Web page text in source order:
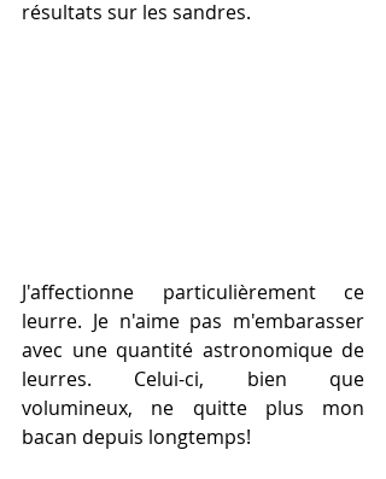
résultats sur les sandres.
J'affectionne particulièrement ce
leurre. Je n'aime pas m'embarasser
avec une quantité astronomique de
leurres. Celui-ci, bien que
volumineux, ne quitte plus mon
bacan depuis longtemps!